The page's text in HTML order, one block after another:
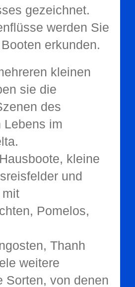
gezeichnet.
werden Sie
erkunden.
kleinen
sie die
des
Lebens im
kleine
und
mit
Pomelos,
Thanh
weitere
Sorten, von denen